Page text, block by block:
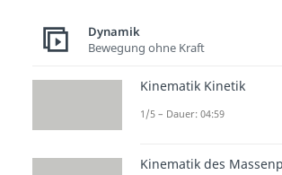
Dynamik
Bewegung ohne Kraft
Kinematik Kinetik
1/5 – Dauer: 04:59
Kinematik des